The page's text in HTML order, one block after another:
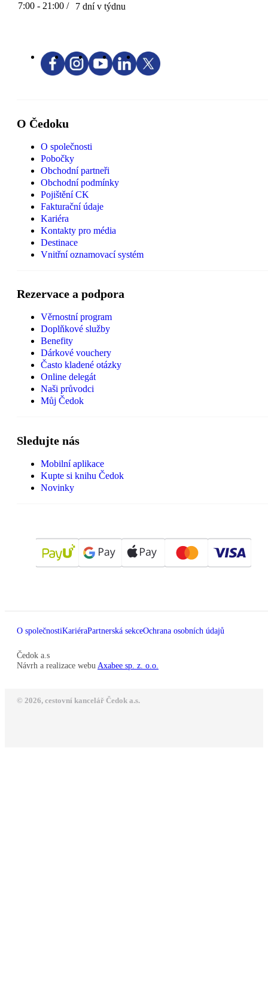
7:00 - 21:00 / 7 dní v týdnu
O Čedoku
O společnosti
Pobočky
Obchodní partneři
Obchodní podmínky
Pojištění CK
Fakturační údaje
Kariéra
Kontakty pro média
Destinace
Vnitřní oznamovací systém
Rezervace a podpora
Věrnostní program
Doplňkové služby
Benefity
Dárkové vouchery
Často kladené otázky
Online delegát
Naši průvodci
Můj Čedok
Sledujte nás
Mobilní aplikace
Kupte si knihu Čedok
Novinky
O společnostiKariéraPartnerská sekceOchrana osobních údajů
Čedok a.s
Návrh a realizace webu Axabee sp. z. o.o.
© 2026, cestovní kancelář Čedok a.s.